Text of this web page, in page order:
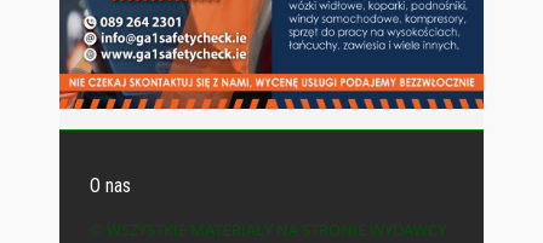
O nas
© WSZYSTKIE MATERIAŁY NA STRONIE WYDAWCY